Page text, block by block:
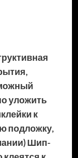
уложить
к
подложку,
Шип-